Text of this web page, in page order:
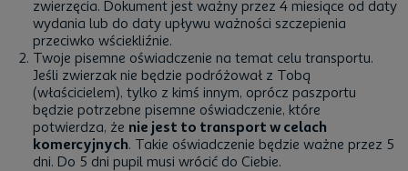
zwierzęcia. Dokument jest ważny przez 4 miesiące od daty
wydania lub do daty upływu ważności szczepienia
przeciwko wściekliźnie.
Twoje pisemne oświadczenie na temat celu transportu.
Jeśli zwierzak nie będzie podróżował z Tobą
(właścicielem), tylko z kimś innym, oprócz paszportu
będzie potrzebne pisemne oświadczenie, które
potwierdza, że nie jest to transport w celach
komercyjnych. Takie oświadczenie będzie ważne przez 5
dni. Do 5 dni pupil musi wrócić do Ciebie.